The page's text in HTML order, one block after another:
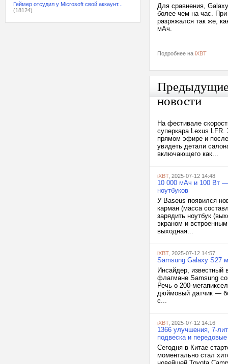
Геймер отсудил у Microsoft свой аккаунт...
(18124)
Для сравнения,
более чем на час.
разряжался так же,
мАч.
Подробнее на iXBT
новости
На фестивале
суперкара Lexus
прямом эфире и
увидеть детали
включающего как...
iXBT, 2025-07-12 14:48
10 000 мАч и 100 Вт
ноутбуков
У Baseus появился
карман (масса
зарядить ноутбук
экраном и
выходная...
iXBT, 2025-07-12 14:57
Samsung Galaxy S27
Инсайдер, известный
флагмане Samsung
Речь о 200-
дюймовый датчик —
с...
iXBT, 2025-07-12 14:16
1366 улучшения, 7-
подвеска и
Сегодня в Китае
моментально стал